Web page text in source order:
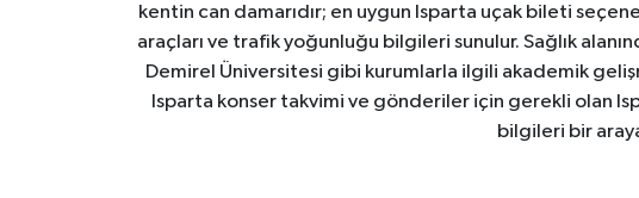
kentin can damarıdır; en uygun Isparta uçak bileti
araçları ve trafik yoğunluğu bilgileri sunulur. Sağlık
Demirel Üniversitesi gibi kurumlarla ilgili akademik
Isparta konser takvimi ve gönderiler için gerekli olan
bilgileri bir